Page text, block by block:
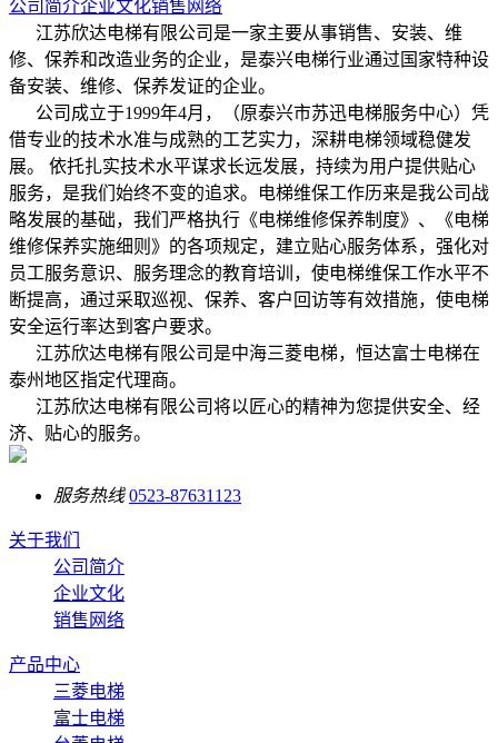
公司简介企业文化销售网络
江苏欣达电梯有限公司是一家主要从事销售、安装、维
修、保养和改造业务的企业，是泰兴电梯行业通过国家特种设
备安装、维修、保养发证的企业。
公司成立于1999年4月，（原泰兴市苏迅电梯服务中心）凭
借专业的技术水准与成熟的工艺实力，深耕电梯领域稳健发
展。 依托扎实技术水平谋求长远发展，持续为用户提供贴心
服务，是我们始终不变的追求。电梯维保工作历来是我公司战
略发展的基础，我们严格执行《电梯维修保养制度》、《电梯
维修保养实施细则》的各项规定，建立贴心服务体系，强化对
员工服务意识、服务理念的教育培训，使电梯维保工作水平不
断提高，通过采取巡视、保养、客户回访等有效措施，使电梯
安全运行率达到客户要求。
江苏欣达电梯有限公司是中海三菱电梯，恒达富士电梯在
泰州地区指定代理商。
江苏欣达电梯有限公司将以匠心的精神为您提供安全、经
济、贴心的服务。
服务热线 0523-87631123
关于我们
公司简介
企业文化
销售网络
产品中心
三菱电梯
富士电梯